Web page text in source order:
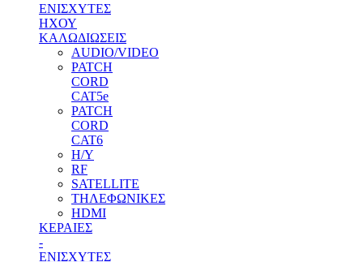
ΕΝΙΣΧΥΤΕΣ
ΗΧΟΥ
ΚΑΛΩΔΙΩΣΕΙΣ
AUDIO/VIDEO
PATCH
CORD
CAT5e
PATCH
CORD
CAT6
H/Y
RF
SATELLITE
ΤΗΛΕΦΩΝΙΚΕΣ
HDMI
ΚΕΡΑΙΕΣ
-
ENΙΣΧΥΤΕΣ